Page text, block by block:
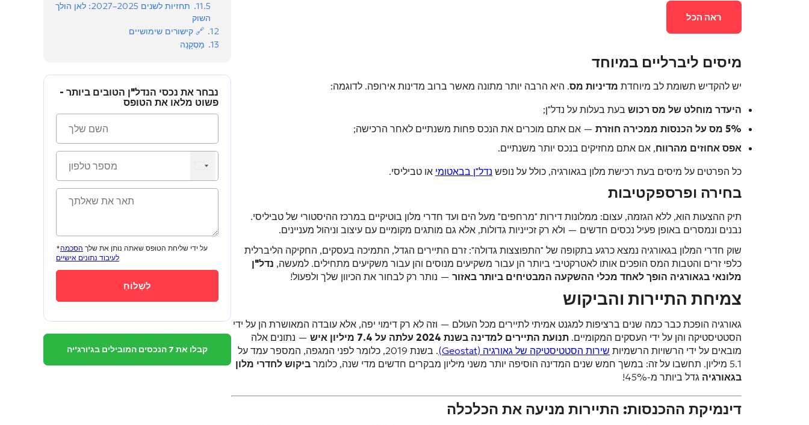
ראה הכל
מיסים ליברליים במיוחד
יש להקדיש תשומת לב מיוחדת מדיניות מס. היא הרבה יותר מתונה מאשר ברוב מדינות אירופה. לדוגמה:
היעדר מוחלט של מס רכוש בעת בעלות על נדל"ן;
5% מס על הכנסות ממכירה חוזרת
— אם אתם מוכרים את הנכס פחות משנתיים לאחר הרכישה;
אפס אחוזים מהרווח, אם אתם מחזיקים בנכס יותר משנתיים.
כל הפרטים על מיסים בעת רכישת מלון בגאורגיה, כולל על נופש נדל"ן בבאטומי או טביליסי.
בחירה ופרספקטיבות
תיק ההצעות הוא, ללא הגזמה, עצום: ממלונות דירות "מרחפים" מעל הים ועד חדרי מלון בוטיקיים במרכז ההיסטורי של טביליסי.
נבנים ונמסרים באופן פעיל נכסים חדשים — ולא רק זכייניות גדולות, אלא גם מותגים מקומיים עם עיצוב וניהול מעניינים.
שוק חדרי המלון בגאורגיה נמצא כרגע בתקופה של "התפוצצות גדולה": זרם התיירים הגדל, התמיכה בעסקים, החקיקה הליברלית
כלפי זרים והטבות המס הופכים אותו לאטרקטיבי ביותר הן עבור משקיעים מנוסים והן עבור משקיעים מתחילים. למעשה, נדל"ן
מלונאי בגאורגיה הופך לאחד מכלי ההשקעה המבטיחים ביותר באזור — נותר רק לבחור את הכיוון שלך ולפעול!
צמיחת התיירות והביקוש
גאורגיה הופכת כבר כמה שנים ברציפות למגנט אמיתי לתיירים מכל העולם — וזה לא רק דימוי יפה, אלא עובדה המאושרת הן על ידי
הסטטיסטיקה והן על ידי העסקים המקומיים. תנועת התיירים למדינה בשנת 2024 עלתה על 7.4 מיליון איש
— נתונים אלה
מובאים על ידי הרשויות הרשמיות שירות הסטטיסטיקה של גאורגיה (Geostat)
. בשנת 2019, כלומר לפני המגפה, המספר עמד על
5.1 מיליון. תחשבו על זה: במשך חמש שנים המדינה הוסיפה יותר משני מיליון מבקרים חדשים מדי שנה, כלומר
ביקוש לחדרי מלון
בגאורגיה גדל ביותר מ-45%!
דינמיקת ההכנסות: התיירות מניעה את הכלכלה
11.5.
תחזיות לשנים 2025–2027: לאן הולך
השוק
12. 🔗 קישורים שימושיים
13.
מַסְקָנָה
נבחר את נכסי הנדל"ן הטובים ביותר -
פשוט מלאו את הטופס
*על ידי שליחת הטופס שאתה נותן את שלך הסכמה
לעיבוד נתונים אישיים
קבלו את 7 הנכסים המובילים בג'ורג'יה